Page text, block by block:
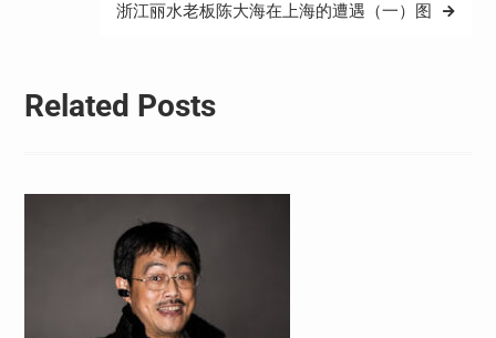
浙江丽水老板陈大海在上海的遭遇（一）图
Related Posts